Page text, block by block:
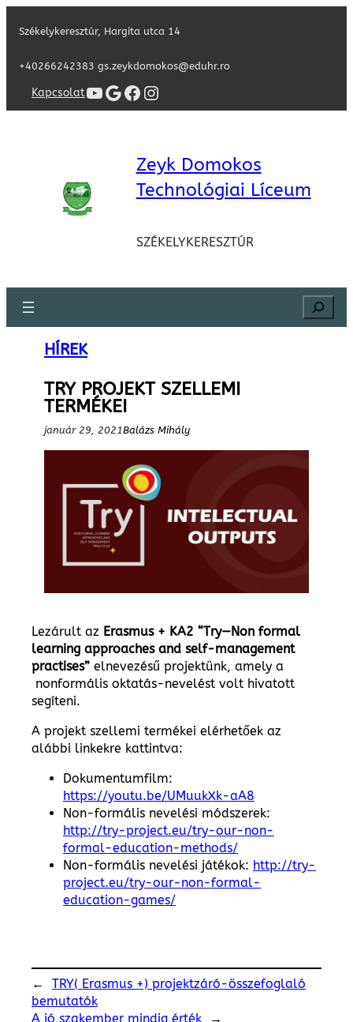
Székelykeresztúr, Hargita utca 14
+40266242383 gs.zeykdomokos@eduhr.ro
KapcsolatYouTube
Google
Facebook
Instagram
Zeyk Domokos
Technológiai Líceum
SZÉKELYKERESZTÚR
Search
HÍREK
TRY PROJEKT SZELLEMI
TERMÉKEI
január 29, 2021Balázs Mihály
Lezárult az Erasmus + KA2 “Try—Non formal
learning approaches and self-management
practises” elnevezésű projektünk, amely a
nonformális oktatás-nevelést volt hivatott
segíteni.
A projekt szellemi termékei elérhetőek az
alábbi linkekre kattintva:
Dokumentumfilm:
https://youtu.be/UMuukXk-aA8
Non-formális nevelési módszerek:
http://try-project.eu/try-our-non-
formal-education-methods/
Non-formális nevelési játékok: http://try-
project.eu/try-our-non-formal-
education-games/
←
TRY( Erasmus +) projektzáró-összefoglaló
bemutatók
A jó szakember mindig érték
→